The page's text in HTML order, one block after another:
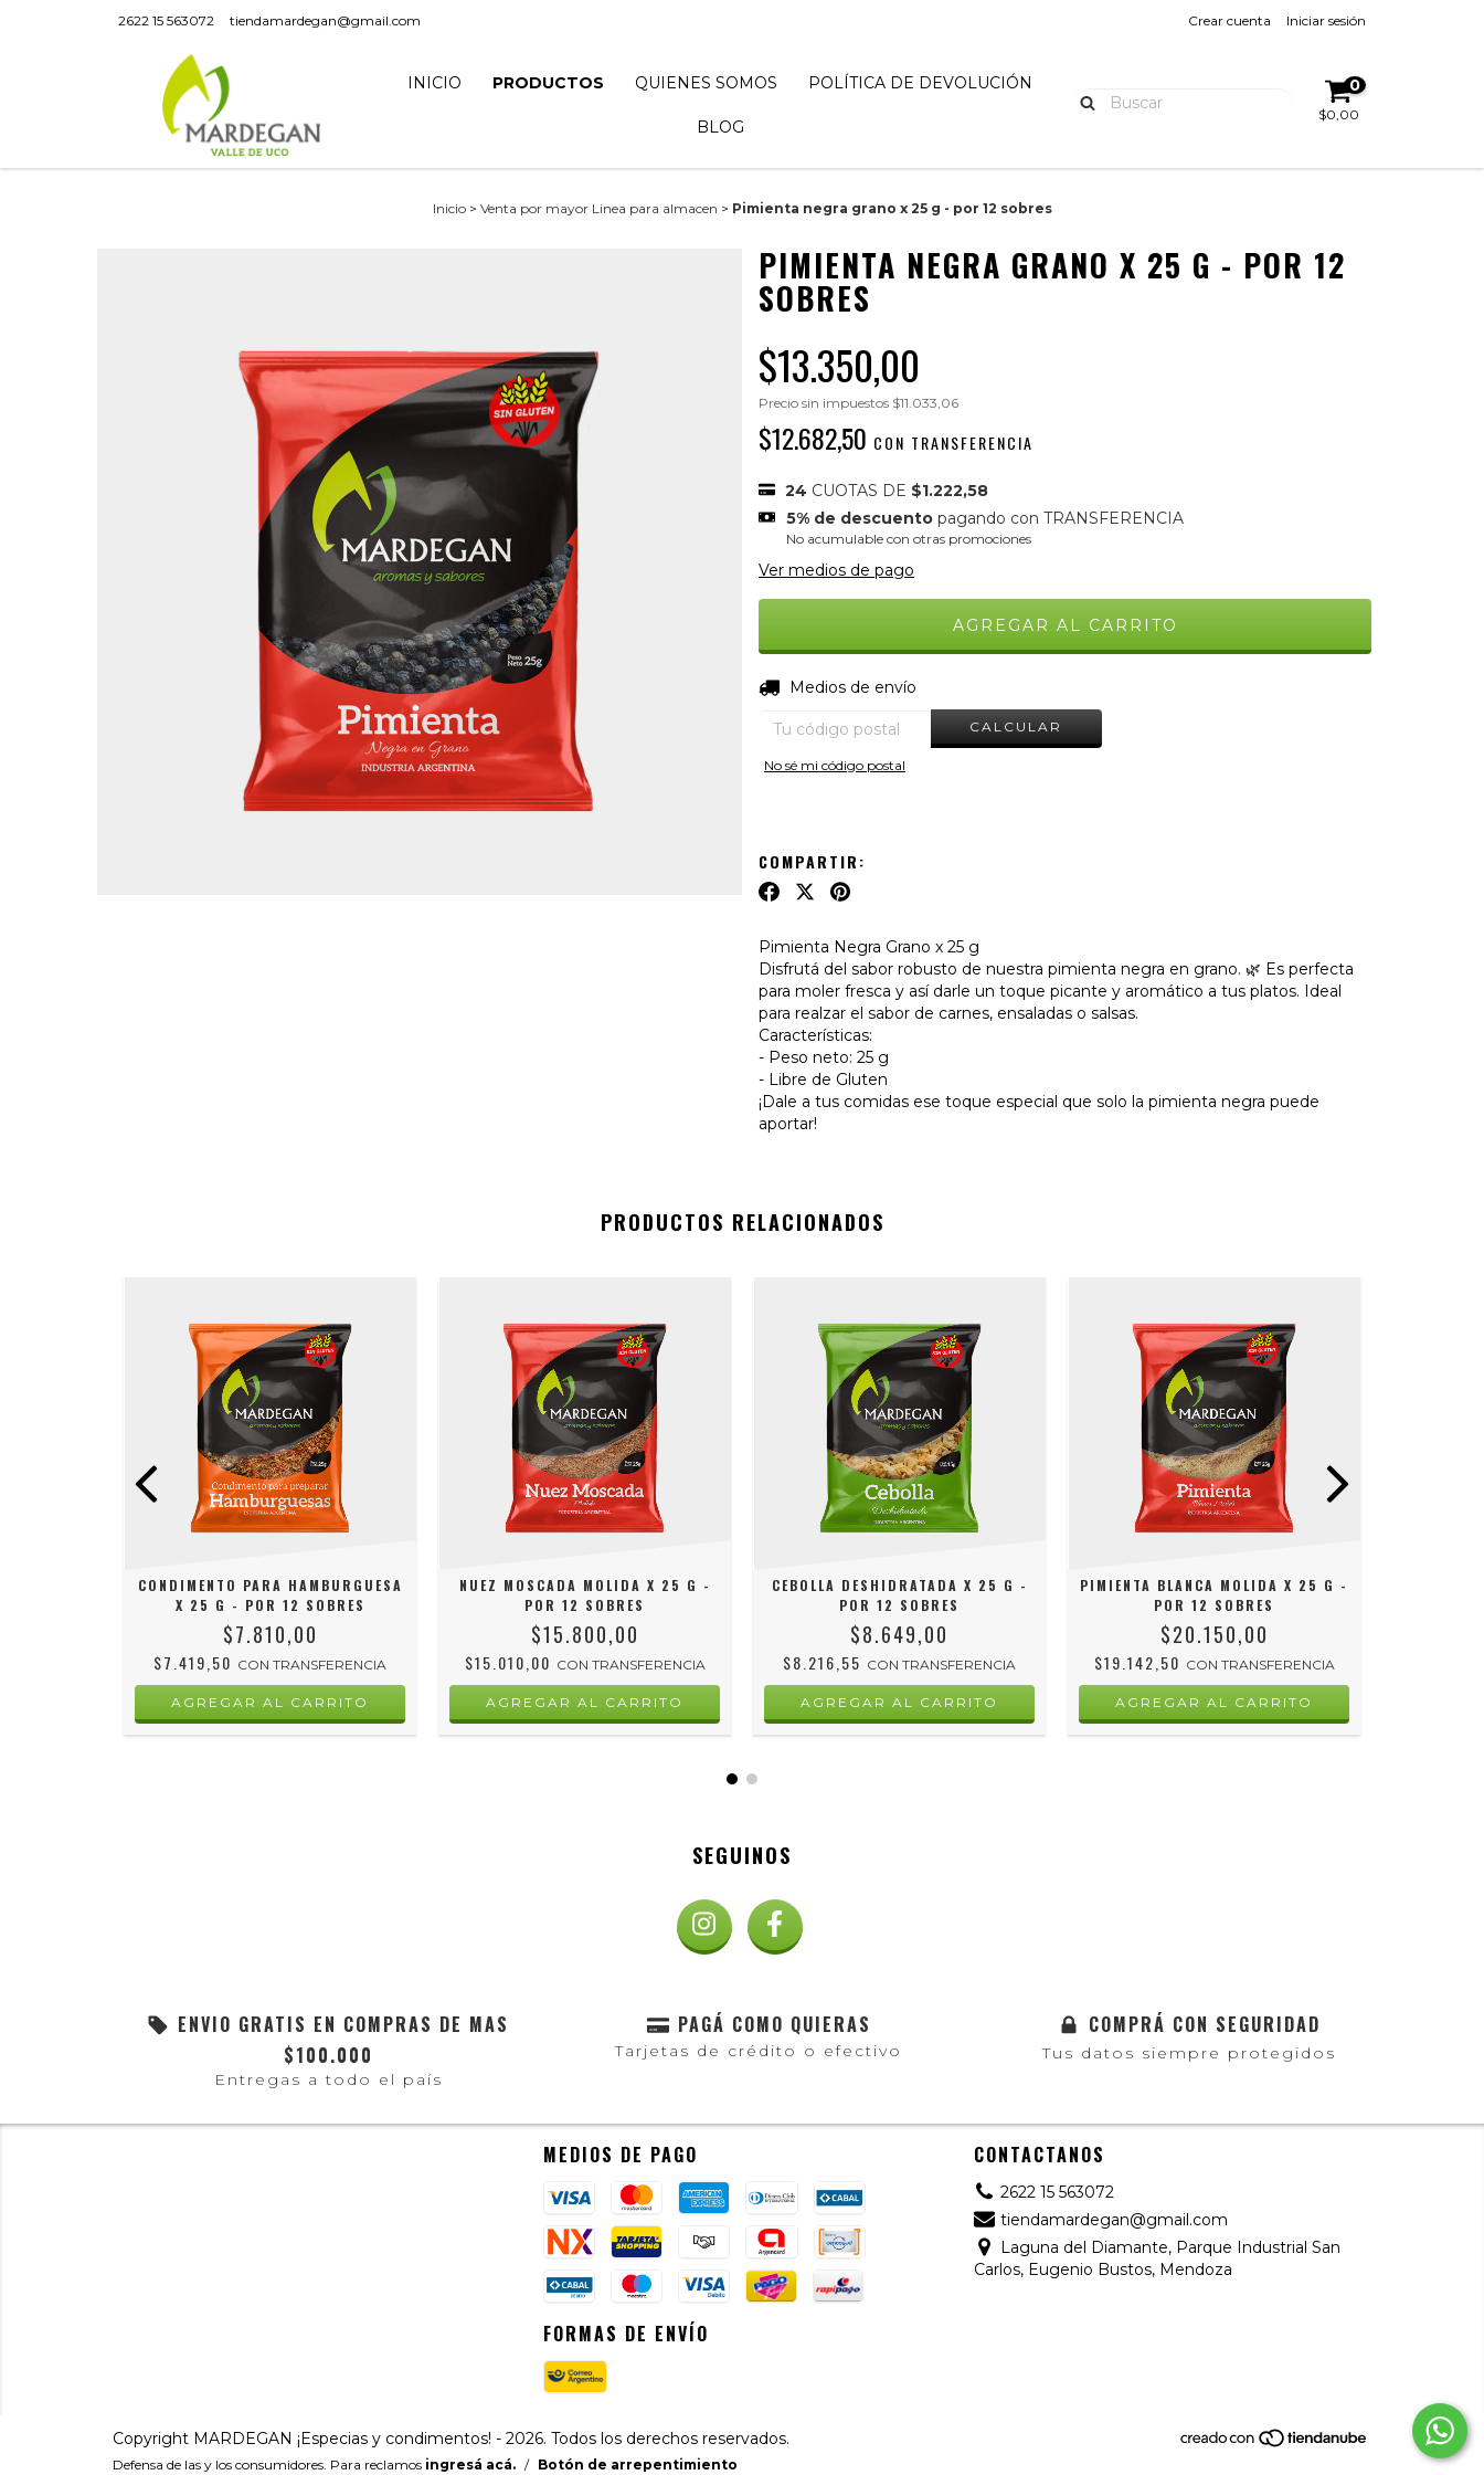
2622 15 563072 tiendamardegan@gmail.com Crear cuenta Iniciar sesión
INICIO PRODUCTOS QUIENES SOMOS POLÍTICA DE DEVOLUCIÓN
BLOG
0
$0,00
Inicio > Venta por mayor Linea para almacen > Pimienta negra grano x 25 g - por 12 sobres
PIMIENTA NEGRA GRANO X 25 G - POR 12
SOBRES
$13.350,00
Precio sin impuestos $11.033,06
$12.682,50 CON TRANSFERENCIA
24 CUOTAS DE $1.222,58
5% de descuento pagando con TRANSFERENCIA
No acumulable con otras promociones
Ver medios de pago
Entregas para el CP:
Medios de envío
CALCULAR
No sé mi código postal
COMPARTIR:
Pimienta Negra Grano x 25 g
Disfrutá del sabor robusto de nuestra pimienta negra en grano. 🌿 Es perfecta
para moler fresca y así darle un toque picante y aromático a tus platos. Ideal
para realzar el sabor de carnes, ensaladas o salsas.
Características:
- Peso neto: 25 g
- Libre de Gluten
¡Dale a tus comidas ese toque especial que solo la pimienta negra puede
aportar!
PRODUCTOS RELACIONADOS
CONDIMENTO PARA HAMBURGUESA
X 25 G - POR 12 SOBRES
$7.810,00
$7.419,50 CON TRANSFERENCIA
NUEZ MOSCADA MOLIDA X 25 G -
POR 12 SOBRES
$15.800,00
$15.010,00 CON TRANSFERENCIA
CEBOLLA DESHIDRATADA X 25 G -
POR 12 SOBRES
$8.649,00
$8.216,55 CON TRANSFERENCIA
PIMIENTA BLANCA MOLIDA X 25 G -
POR 12 SOBRES
$20.150,00
$19.142,50 CON TRANSFERENCIA
SEGUINOS
ENVIO GRATIS EN COMPRAS DE MAS
$100.000
Entregas a todo el país
PAGÁ COMO QUIERAS
Tarjetas de crédito o efectivo
COMPRÁ CON SEGURIDAD
Tus datos siempre protegidos
MEDIOS DE PAGO
FORMAS DE ENVÍO
CONTACTANOS
2622 15 563072
tiendamardegan@gmail.com
Laguna del Diamante, Parque Industrial San
Carlos, Eugenio Bustos, Mendoza
Copyright MARDEGAN ¡Especias y condimentos! - 2026. Todos los derechos reservados.
Defensa de las y los consumidores. Para reclamos ingresá acá. / Botón de arrepentimiento